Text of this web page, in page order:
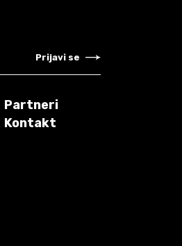
Prijavi se
Partneri
Kontakt